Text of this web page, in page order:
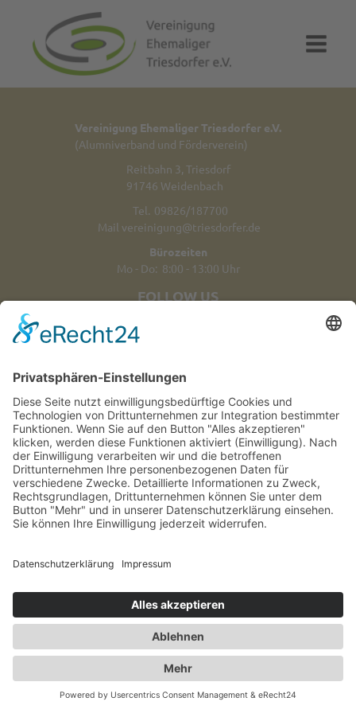
Vereinigung Ehemaliger Triesdorfer e.V.
(Alumniverband und Förderverein)
Reitbahn 3, Triesdorf
91746 Weidenbach
Tel. 09826/187700
Mail vereinigung@triesdorfer.de
Bürozeiten
Mo - Do: 8:00 - 13:00 Uhr
FOLLOW US
KONTAKT | IMPRESSUM